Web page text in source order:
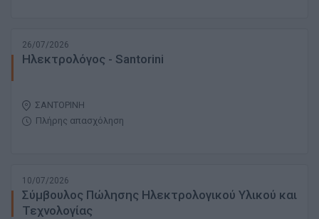
26/07/2026
Ηλεκτρολόγος - Santorini
ΣΑΝΤΟΡΙΝΗ
Πλήρης απασχόληση
10/07/2026
Σύμβουλος Πώλησης Ηλεκτρολογικού Υλικού και
Τεχνολογίας